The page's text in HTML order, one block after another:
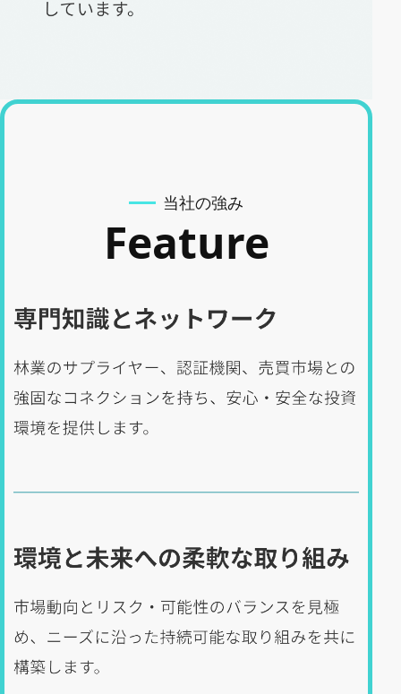
当社の強み
Feature